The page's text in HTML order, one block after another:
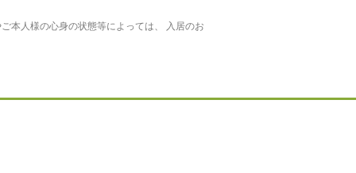
本人様の心身の状態等によっては、 入居のお